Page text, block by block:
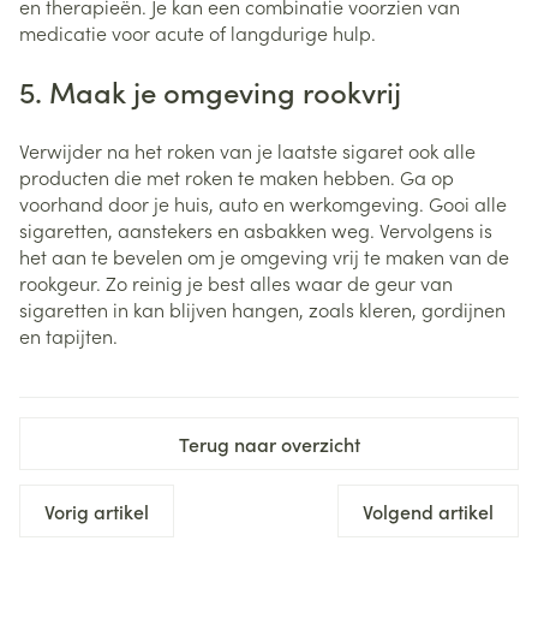
en therapieën. Je kan een combinatie voorzien van
medicatie voor acute of langdurige hulp.
5. Maak je omgeving rookvrij
Verwijder na het roken van je laatste sigaret ook alle
producten die met roken te maken hebben. Ga op
voorhand door je huis, auto en werkomgeving. Gooi alle
sigaretten, aanstekers en asbakken weg. Vervolgens is
het aan te bevelen om je omgeving vrij te maken van de
rookgeur. Zo reinig je best alles waar de geur van
sigaretten in kan blijven hangen, zoals kleren, gordijnen
en tapijten.
Terug naar overzicht
Vorig artikel Volgend artikel